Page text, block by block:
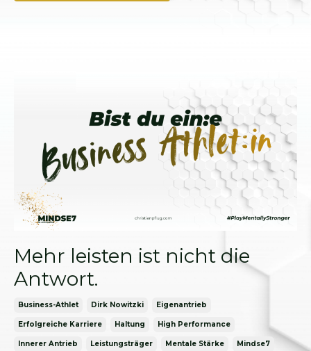
Mehr leisten ist nicht die
Antwort.
Business-Athlet Dirk Nowitzki Eigenantrieb
Erfolgreiche Karriere Haltung High Performance
Innerer Antrieb Leistungsträger Mentale Stärke Mindse7